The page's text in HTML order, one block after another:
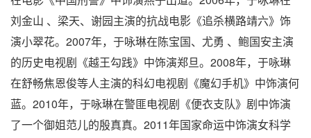
刘金山 、梁天、谢园主演的抗战电影《追杀横路靖六》饰
演小翠花。2007年，于咏琳在陈宝国、尤勇 、鲍国安主演
的历史电视剧《越王勾践》中饰演郑旦。2008年，于咏琳
在舒畅焦恩俊等人主演的科幻电视剧《魔幻手机》中饰演何
蓝。2010年，于咏琳在警匪电视剧《便衣支队》剧中饰演
了一个御姐范儿的殷真真。2011年国家命运中饰演女科学